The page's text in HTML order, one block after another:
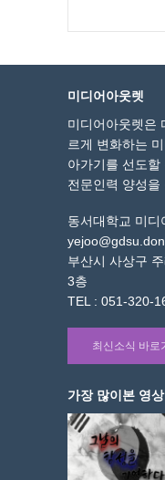
미디어아웃렛
미디어아웃렛은
르게 변화하는
아가기를 선도할
전문인력 양성을
동서대학교 미디
부산시 사상구
3층
TEL : 051-320-
최신소식 바로
가장 많이본 영상